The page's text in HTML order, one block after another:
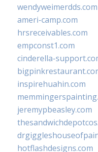
wendyweimerdds.com
ameri-camp.com
hrsreceivables.com
empconst1.com
cinderella-
inspirehuahin.com
jeremypbeasley.com
hotflashdesigns.com